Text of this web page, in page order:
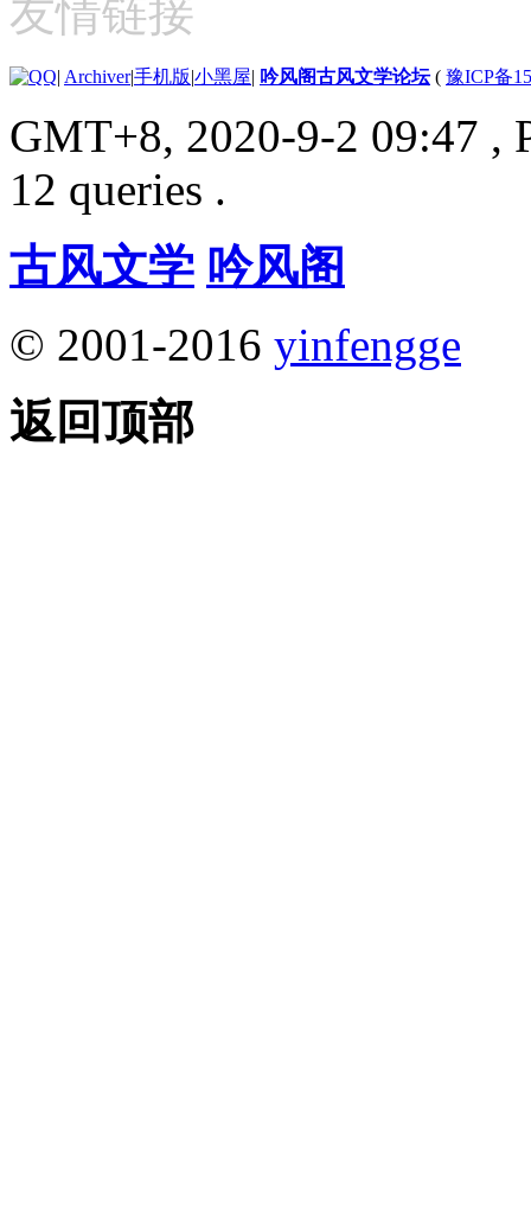
友情链接
| Archiver|手机版|小黑屋| 吟风阁古风文学论坛( 豫ICP备
GMT+8, 2020-9-2 09:47 ,
12 queries .
古风文学 吟风阁
© 2001-2016 yinfengge
返回顶部